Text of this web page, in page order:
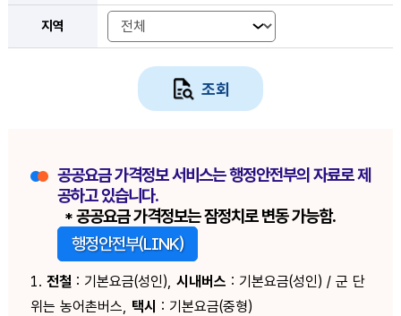
지역
조회
공공요금 가격정보 서비스는 행정안전부의 자료로 제
공하고 있습니다.
* 공공요금 가격정보는 잠정치로 변동 가능함.
행정안전부(LINK)
1. 전철 : 기본요금(성인), 시내버스 : 기본요금(성인) / 군 단
위는 농어촌버스, 택시 : 기본요금(중형)